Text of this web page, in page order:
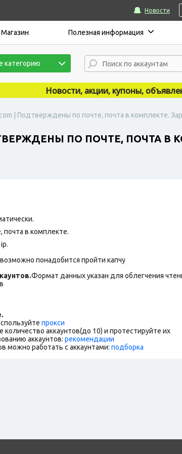
Новости
Магазин Полезная информация
категорию
Новости, акции, купоны,
| Подтверждены по почте, почта в комплекте.
ПО ПОЧТЕ, ПОЧТА В
в комплекте.
понадобится пройти капчу
Формат данных указан для облегчения
прокси
количество аккаунтов(до 10) и протестируйте их
аккаунтов: рекомендации
можно работать с аккаунтами: подборка